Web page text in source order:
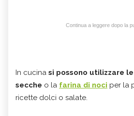
Continua a leggere dopo la
In cucina si possono utilizzare
secche o la farina di noci per la
ricette dolci o salate.